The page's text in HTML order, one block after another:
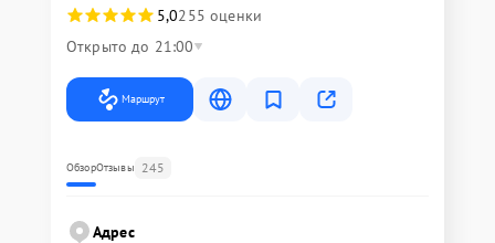
5,0255 оценки
Открыто до 21:00
Маршрут
ОбзорОтзывы 245
Адрес